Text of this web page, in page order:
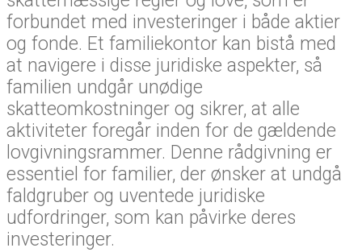
forbundet med investeringer i både aktier
og fonde. Et familiekontor kan bistå med
at navigere i disse juridiske aspekter, så
familien undgår unødige
skatteomkostninger og sikrer, at alle
aktiviteter foregår inden for de gældende
lovgivningsrammer. Denne rådgivning er
essentiel for familier, der ønsker at undgå
faldgruber og uventede juridiske
udfordringer, som kan påvirke deres
investeringer.